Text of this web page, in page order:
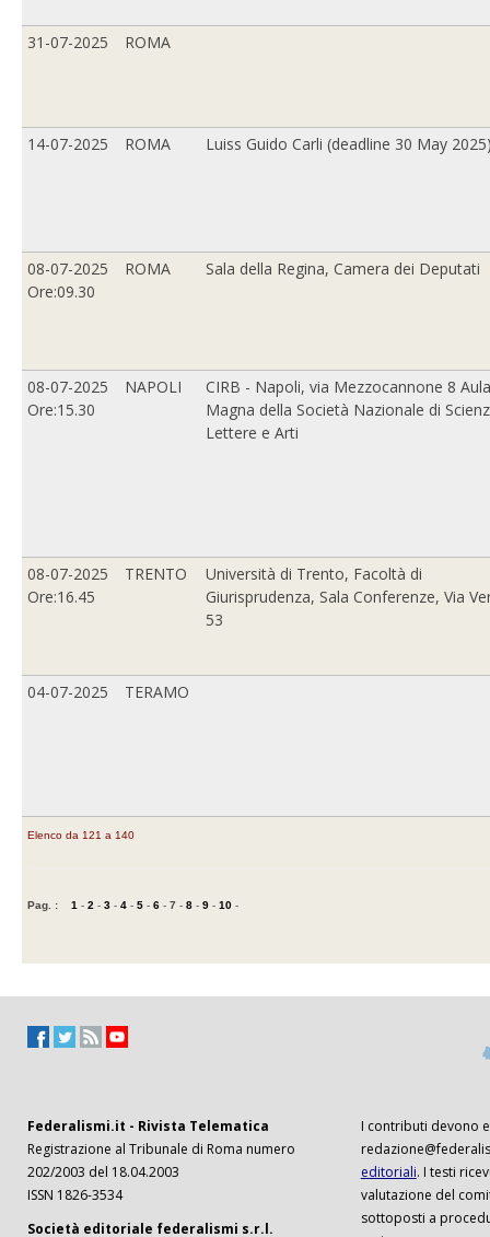
31-07-2025 ROMA
14-07-2025 ROMA Luiss Guido Carli (deadline 30 May
08-07-2025
Ore:09.30
ROMA Sala della Regina, Camera dei Deputati
08-07-2025
Ore:15.30
NAPOLI
CIRB - Napoli, via Mezzocannone 8 Aula
Magna della Società Nazionale di
Lettere e Arti
08-07-2025
Ore:16.45
TRENTO
Università di Trento, Facoltà di
Giurisprudenza, Sala Conferenze, Via
53
04-07-2025 TERAMO
Elenco da 121 a 140
Pag. : 1 - 2 - 3 - 4 - 5 - 6 - 7 - 8 - 9 - 10 -
Federalismi.it - Rivista Telematica
Registrazione al Tribunale di Roma numero
202/2003 del 18.04.2003
ISSN 1826-3534
Società editoriale federalismi s.r.l.
I contributi devono
editoriali. I testi
valutazione del
sottoposti a